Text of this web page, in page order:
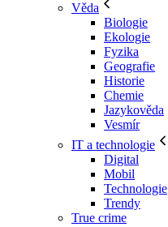
Věda
Biologie
Ekologie
Fyzika
Geografie
Historie
Chemie
Jazykověda
Vesmír
IT a technologie
Digital
Mobil
Technologie
Trendy
True crime